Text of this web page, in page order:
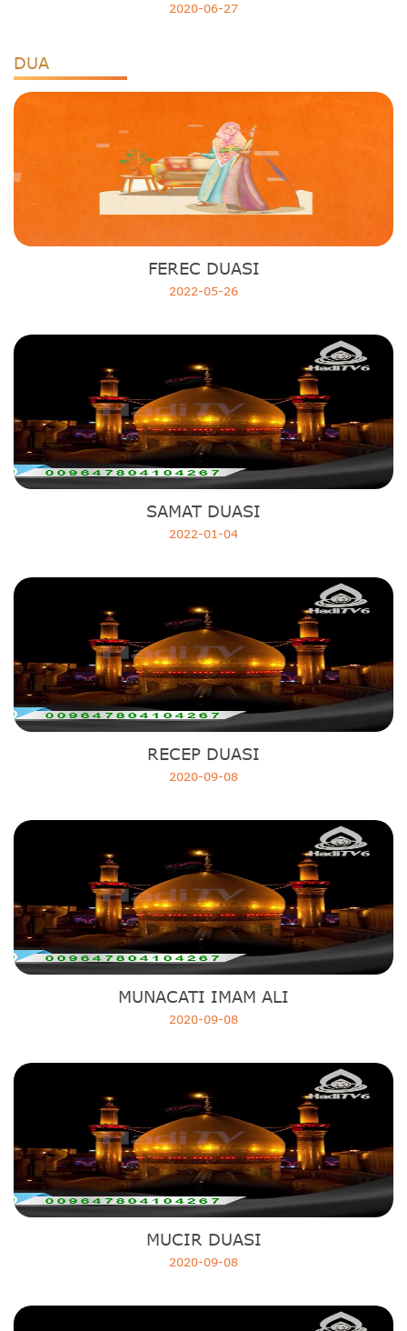
2020-06-27
DUA
FEREC DUASI
2022-05-26
SAMAT DUASI
2022-01-04
RECEP DUASI
2020-09-08
MUNACATI IMAM ALI
2020-09-08
MUCIR DUASI
2020-09-08